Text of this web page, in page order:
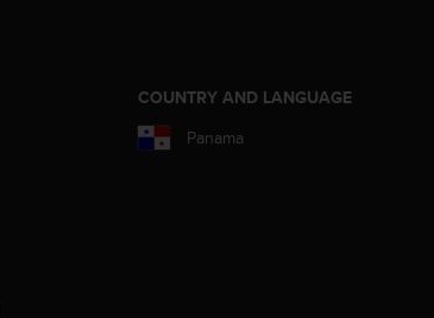
COUNTRY AND LANGUAGE
Panama